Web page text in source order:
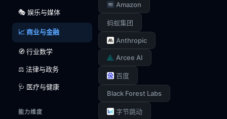
🎭 娱乐与媒体
📈 商业与金融
🧭 行业数学
⚖️ 法律与政务
🩺 医疗与健康
能力维度
Amazon
蚂蚁集团
Anthropic
Arcee AI
百度
Black Forest Labs
字节跳动